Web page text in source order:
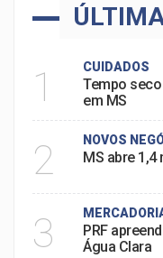
1 CUIDADOS
Tempo
em MS
2 NOVOS
MS abre
3
PRF
Água Clara